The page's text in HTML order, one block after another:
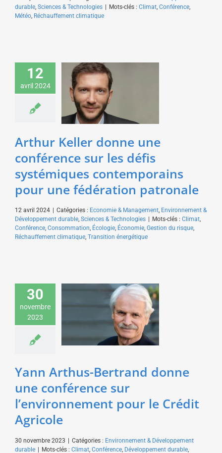
durable Sciences & Technologies | Mots-clés : Climat Conférence
Météo Réchauffement climatique
12
avril 2024
défis systémiques
contemporains pour
une fédération
patronale
Economie & Management
Environnement &
Sciences & Technologies
Arthur Keller donne une
conférence sur les défis
systémiques contemporains
pour une fédération patronale
12 avril 2024 Catégories : Economie & Management, Environnement &
Développement durable, Sciences & Technologies Mots-clés : Climat,
Conférence, Consommation, Écologie, Économie, Gestion du risque,
Réchauffement climatique, Transition énergétique
30
novembre
2023
Yann Arthus-Bertrand
donne une conférence
sur l’environnement
pour le Crédit Agricole
Environnement &
Développement durable
Yann Arthus-Bertrand donne
une conférence sur
l’environnement pour le Crédit
Agricole
30 novembre 2023 | Catégories : Environnement & Développement
durable | Mots-clés : Climat, Conférence, Développement durable,